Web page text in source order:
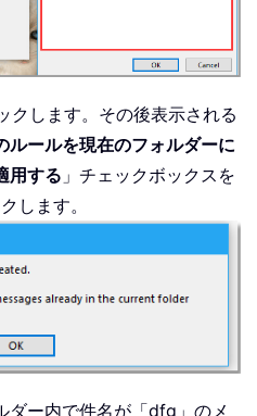
クします。その後表示される
ルールを現在のフォルダーに
用する 」チェックボックスを
します。
ダー内で件名が「dfg」のメ